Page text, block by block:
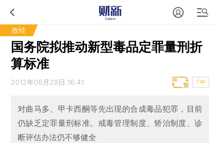
政经
国务院拟推动新型毒品定罪量刑折
算标准
2012年06月29日 16:41 T中
对曲马多、甲卡西酮等先出现的合成毒品犯罪，目前
仍缺乏定罪量刑标准。戒毒管理制度、矫治制度、诊
断评估办法仍不够健全